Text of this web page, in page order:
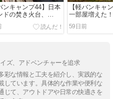
ンキャンプ44】日本
ドの焚き火台、
八炎で焚き火を満
もとっぱら
【軽バンキャ
一部屋増えた
イドオーニン
で快適車中泊
59日前
ズ、アドベンチャーを追求
彩な情報と工夫を紹介し、実践的な
しています。具体的な作業や便利な
じて、アウトドアや日常の快適さを